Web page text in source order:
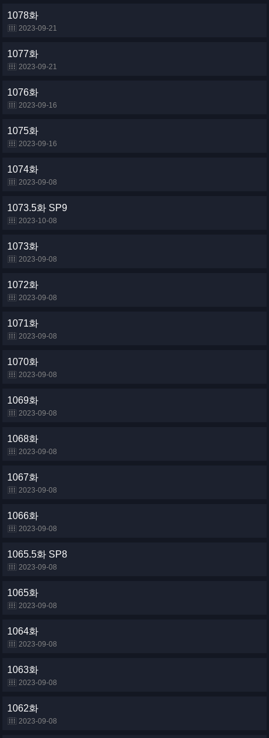
1078화
2023-09-21
1077화
2023-09-21
1076화
2023-09-16
1075화
2023-09-16
1074화
2023-09-08
1073.5화 SP9
2023-10-08
1073화
2023-09-08
1072화
2023-09-08
1071화
2023-09-08
1070화
2023-09-08
1069화
2023-09-08
1068화
2023-09-08
1067화
2023-09-08
1066화
2023-09-08
1065.5화 SP8
2023-09-08
1065화
2023-09-08
1064화
2023-09-08
1063화
2023-09-08
1062화
2023-09-08